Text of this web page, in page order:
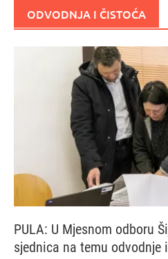
ODVODNJA I ČISTOĆA
PULA: U Mjesnom odboru
sjednica na temu odvodnje